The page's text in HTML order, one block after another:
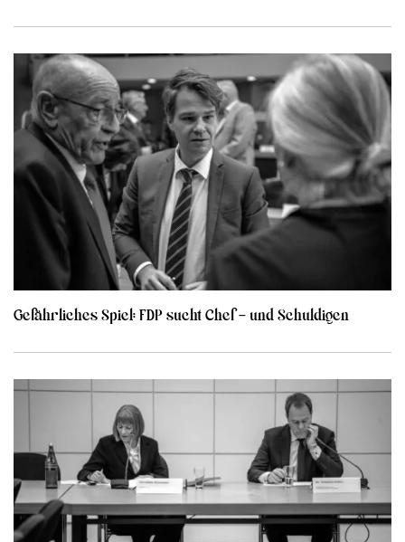
Gefährliches Spiel: FDP sucht Chef – und Schuldigen